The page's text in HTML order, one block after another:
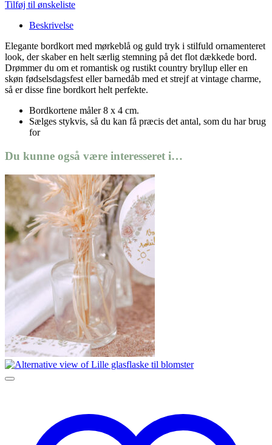
Tilføj til ønskeliste
Beskrivelse
Elegante bordkort med mørkeblå og guld tryk i stilfuld ornamenteret
look, der skaber en helt særlig stemning på det flot dækkede bord.
Drømmer du om et romantisk og rustikt country bryllup eller en
skøn fødselsdagsfest eller barnedåb med et strejf at vintage charme,
så er disse fine bordkort helt perfekte.
Bordkortene måler 8 x 4 cm.
Sælges stykvis, så du kan få præcis det antal, som du har brug
for
Du kunne også være interesseret i…